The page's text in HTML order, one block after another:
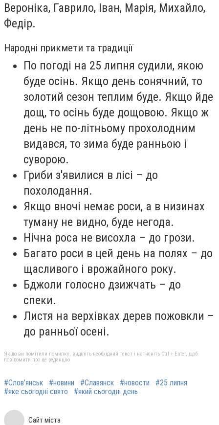
Вероніка, Гаврило, Іван, Марія, Михайло,
Федір.
Народні прикмети та традиції
По погоді на 25 липня судили, якою
буде осінь. Якщо день сонячний, то
золотий сезон теплим буде. Якщо йде
дощ, то осінь буде дощовою. Якщо ж
день не по-літньому прохолодним
видався, то зима буде ранньою і
суворою.
Гриби з'явилися в лісі – до
похолодання.
Якщо вночі немає роси, а в низинах
туману не видно, буде негода.
Нічна роса не висохла – до грози.
Багато роси в цей день на полях – до
щасливого і врожайного року.
Бджоли голосно дзижчать – до
спеки.
Листя на верхівках дерев пожовкли –
до ранньої осені.
Якщо ви помітили помилку, виділіть необхідний текст і натисніть Ctrl + Enter, щоб
повідомити про це редакцію
#Слов’янськ #новини #Славянск #новости
#25 липня
#яке сьогодні свято
#який сьогодні день
Сайт міста